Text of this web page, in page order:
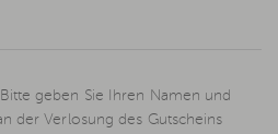
geben Sie Ihren Namen und
der Verlosung des Gutscheins